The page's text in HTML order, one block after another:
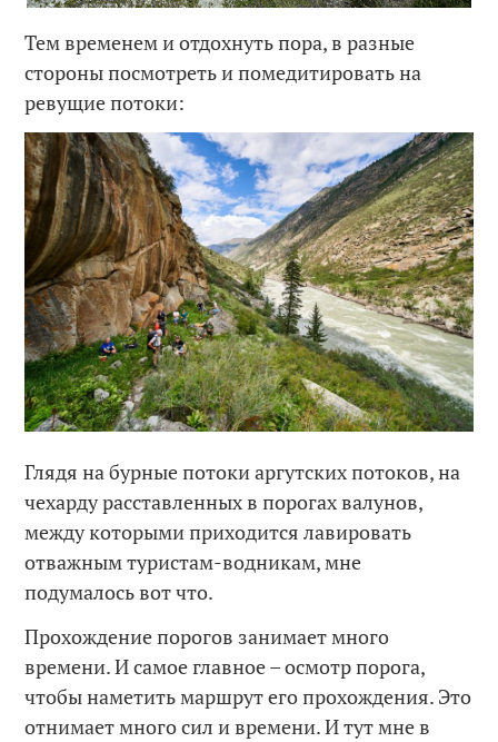
Тем временем и отдохнуть пора, в разные
стороны посмотреть и помедитировать на
ревущие потоки:
Глядя на бурные потоки аргутских потоков, на
чехарду расставленных в порогах валунов,
между которыми приходится лавировать
отважным туристам-водникам, мне
подумалось вот что.
Прохождение порогов занимает много
времени. И самое главное – осмотр порога,
чтобы наметить маршрут его прохождения. Это
отнимает много сил и времени. И тут мне в